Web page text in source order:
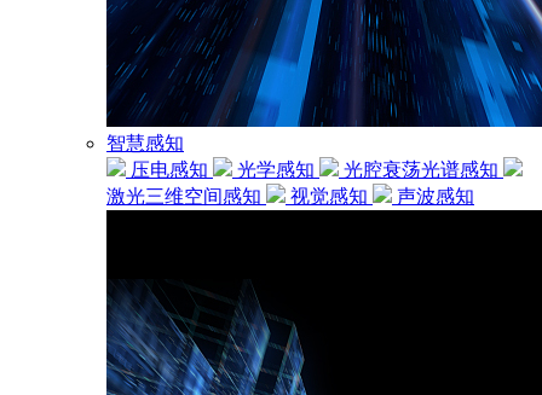
智慧感知
压电感知
光学感知
光腔衰荡光谱感知
激光三维空间感知
视觉感知 声波感知